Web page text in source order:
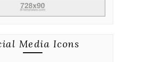
Media Icons